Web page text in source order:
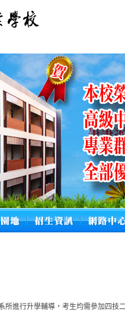
進行升學輔導，考生均需參加四技